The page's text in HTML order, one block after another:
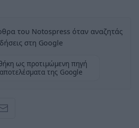
του Notospress όταν αναζητάς
στη Google
ως προτιμώμενη πηγή
της Google